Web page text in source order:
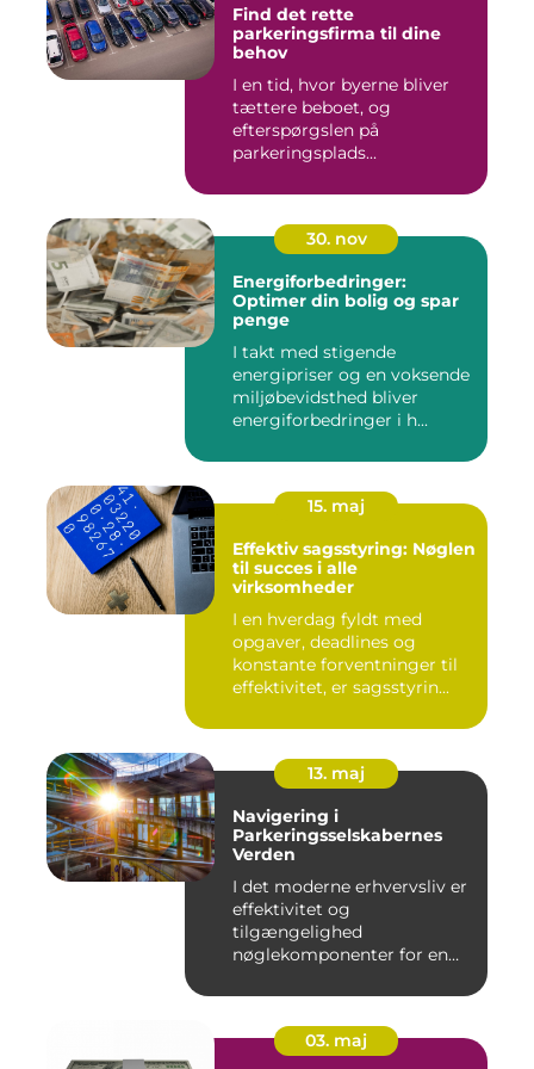
Find det rette
parkeringsfirma til dine
behov
I en tid, hvor byerne bliver
tættere beboet, og
efterspørgslen på
parkeringsplads...
30. nov
Energiforbedringer:
Optimer din bolig og spar
penge
I takt med stigende
energipriser og en voksende
miljøbevidsthed bliver
energiforbedringer i h...
15. maj
Effektiv sagsstyring: Nøglen
til succes i alle
virksomheder
I en hverdag fyldt med
opgaver, deadlines og
konstante forventninger til
effektivitet, er sagsstyrin...
13. maj
Navigering i
Parkeringsselskabernes
Verden
I det moderne erhvervsliv er
effektivitet og
tilgængelighed
nøglekomponenter for en
03. maj